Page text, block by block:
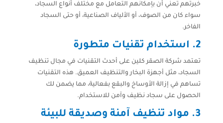
خبرتهم تعني أن بإمكانهم التعامل مع مختلف أنواع السجاد،
سواء كان من الصوف، أو الألياف الصناعية، أو حتى السجاد
الفاخر.
2. استخدام تقنيات متطورة
تعتمد شركة الصقر كلين على أحدث التقنيات في مجال تنظيف
السجاد، مثل أجهزة البخار والتنظيف العميق. هذه التقنيات
تساهم في إزالة الأوساخ والبقع بفعالية، مما يضمن لك
الحصول على سجاد نظيف وآمن للاستخدام.
3. مواد تنظيف آمنة وصديقة للبيئة